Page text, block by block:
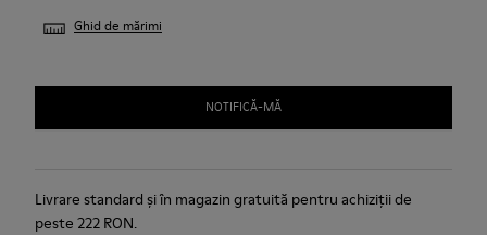
Ghid de mărimi
NOTIFICĂ-MĂ
Livrare standard și în magazin gratuită pentru achiziții de
peste 222 RON.